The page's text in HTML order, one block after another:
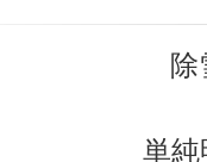
除
単純